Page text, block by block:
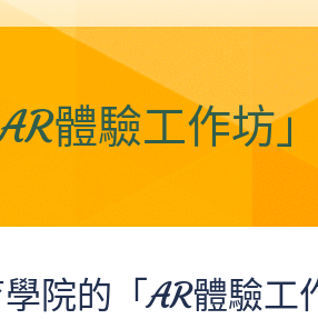
體驗工作坊
院的「AR體驗工